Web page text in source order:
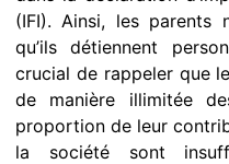
(IFI). Ainsi, les parents
qu’ils détiennent
crucial de rappeler que
de manière illimitée
proportion de leur
la société sont